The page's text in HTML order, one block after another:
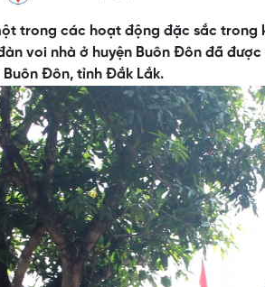
trong các hoạt động đặc sắc trong
voi nhà ở huyện Buôn Đôn đã
Buôn Đôn, tỉnh Đắk Lắk.